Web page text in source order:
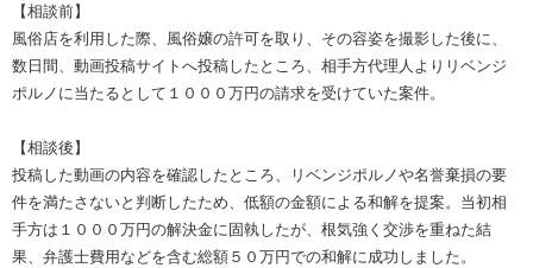
【相談前】
風俗店を利用した際、風俗嬢の許可を取り、その容姿を撮影した後に、
数日間、動画投稿サイトへ投稿したところ、相手方代理人よりリベンジ
ポルノに当たるとして１０００万円の請求を受けていた案件。
【相談後】
投稿した動画の内容を確認したところ、リベンジポルノや名誉棄損の要
件を満たさないと判断したため、低額の金額による和解を提案。当初相
手方は１０００万円の解決金に固執したが、根気強く交渉を重ねた結
果、弁護士費用などを含む総額５０万円での和解に成功しました。